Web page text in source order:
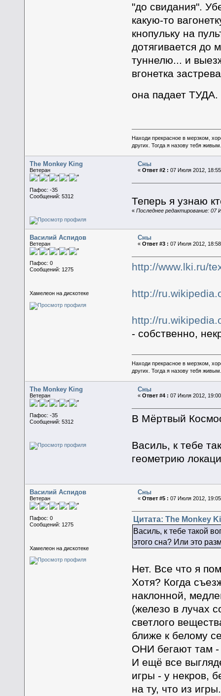
"до свидания".
какую-то
кнопульку на
дотягивается до
туннелю... и
вгонетка
она падает ТУДА.
Находи прекрасное в мерзком,
других. Тогда я назову тебя живым.
The Monkey King
Ветеран
Пафос: -35
Сообщений: 5312
Сны
«Ответ #2 : 07 Июля 2012,
Теперь я узнаю
« Последнее редактирование: 07
Василий Аспидов
Ветеран
Пафос: 0
Сообщений: 1275
Хамелеон на дискотеке
Сны
«Ответ #3 : 07 Июля 2012,
http://www.lki.ru/
http://
http://
- собственно,
Находи прекрасное в мерзком,
других. Тогда я назову тебя живым.
The Monkey King
Ветеран
Пафос: -35
Сообщений: 5312
Сны
«Ответ #4 : 07 Июля 2012,
В Мёртвый
Василь, к тебе
геометрию
Василий Аспидов
Ветеран
Пафос: 0
Сообщений: 1275
Хамелеон на дискотеке
Сны
«Ответ #5 : 07 Июля 2012,
Цитата: The Monkey
Василь, к тебе такой
этого сна? Или это
Нет. Все что я
Хотя? Когда
наклонной,
(железо в лучах
светлого
ближе к белому
ОНИ бегают там -
И ещё все
игры - у некров,
на ту, что из